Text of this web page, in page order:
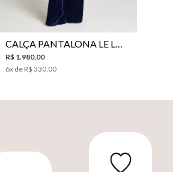
34 36 38
CALÇA PANTALONA LE LIS SONIA FEMININA
R$ 1.980,00
6x de R$ 330,00